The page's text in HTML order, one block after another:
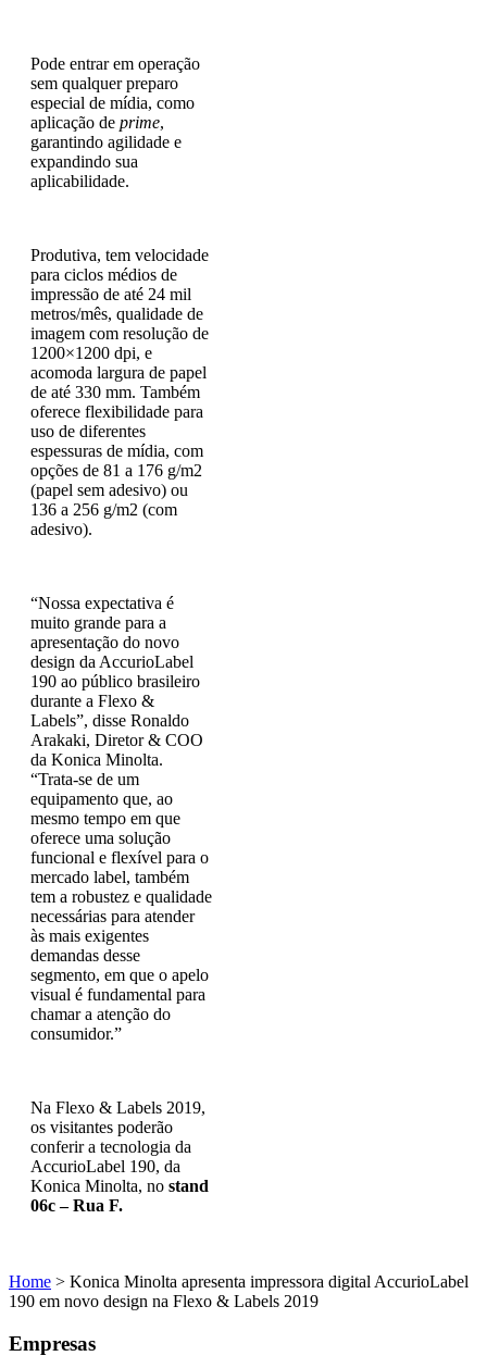
Pode entrar em operação
sem qualquer preparo
especial de mídia, como
aplicação de prime,
garantindo agilidade e
expandindo sua
aplicabilidade.
Produtiva, tem velocidade
para ciclos médios de
impressão de até 24 mil
metros/mês, qualidade de
imagem com resolução de
1200×1200 dpi, e
acomoda largura de papel
de até 330 mm. Também
oferece flexibilidade para
uso de diferentes
espessuras de mídia, com
opções de 81 a 176 g/m2
(papel sem adesivo) ou
136 a 256 g/m2 (com
adesivo).
“Nossa expectativa é
muito grande para a
apresentação do novo
design da AccurioLabel
190 ao público brasileiro
durante a Flexo &
Labels”, disse Ronaldo
Arakaki, Diretor & COO
da Konica Minolta.
“Trata-se de um
equipamento que, ao
mesmo tempo em que
oferece uma solução
funcional e flexível para o
mercado label, também
tem a robustez e qualidade
necessárias para atender
às mais exigentes
demandas desse
segmento, em que o apelo
visual é fundamental para
chamar a atenção do
consumidor.”
Na Flexo & Labels 2019,
os visitantes poderão
conferir a tecnologia da
AccurioLabel 190, da
Konica Minolta, no stand
06c – Rua F.
Home > Konica Minolta apresenta impressora digital AccurioLabel
190 em novo design na Flexo & Labels 2019
Empresas